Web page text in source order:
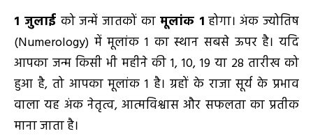
1 जुलाई को जन्में जातकों का मूलांक 1 होगा। अंक ज्योतिष
(Numerology) में मूलांक 1 का स्थान सबसे ऊपर है। यदि
आपका जन्म किसी भी महीने की 1, 10, 19 या 28 तारीख को
हुआ है, तो आपका मूलांक 1 है। ग्रहों के राजा सूर्य के प्रभाव
वाला यह अंक नेतृत्व, आत्मविश्वास और सफलता का प्रतीक
माना जाता है।